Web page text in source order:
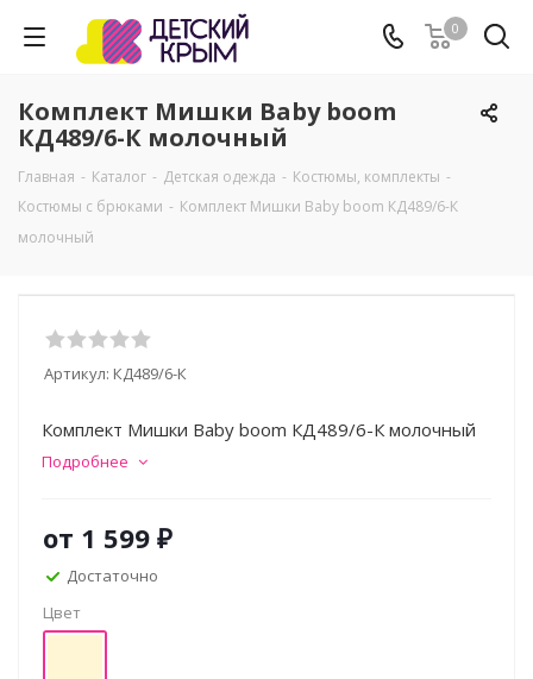
0
Комплект Мишки Baby boom
КД489/6-К молочный
Главная - Каталог - Детская одежда - Костюмы, комплекты -
Костюмы с брюками - Комплект Мишки Baby boom КД489/6-К
молочный
Артикул: КД489/6-К
Комплект Мишки Baby boom КД489/6-К молочный
Подробнее
от 1 599 ₽
Достаточно
Цвет